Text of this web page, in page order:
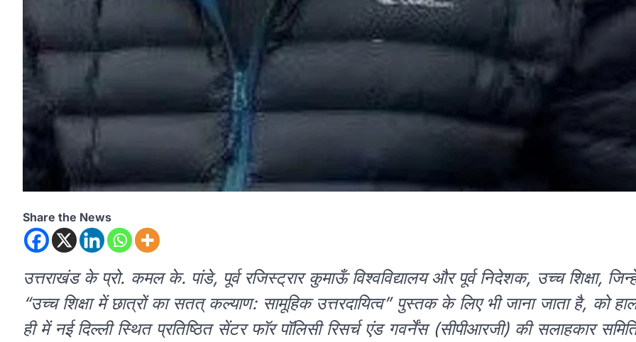
Share the News
उत्तराखंड के प्रो. कमल के. पांडे, पूर्व रजिस्ट्रार कुमाऊँ विश्वविद्यालय और पूर्व निदेशक, उच्च शिक्षा,
“उच्च शिक्षा में छात्रों का सतत् कल्याण: सामूहिक उत्तरदायित्व” पुस्तक के लिए भी जाना जाता है, को
ही में नई दिल्ली स्थित प्रतिष्ठित सेंटर फॉर पॉलिसी रिसर्च एंड गवर्नेंस (सीपीआरजी) की सलाहकार